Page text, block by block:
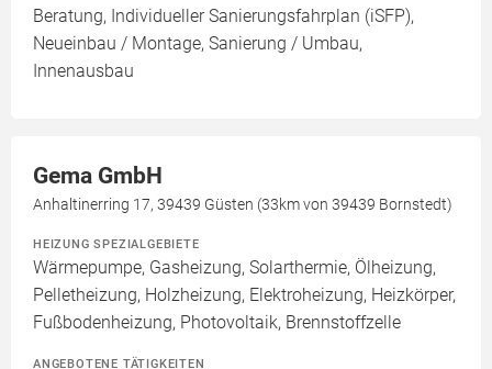
Beratung, Individueller Sanierungsfahrplan (iSFP),
Neueinbau / Montage, Sanierung / Umbau,
Innenausbau
Gema GmbH
Anhaltinerring 17, 39439 Güsten (33km von 39439 Bornstedt)
HEIZUNG SPEZIALGEBIETE
Wärmepumpe, Gasheizung, Solarthermie, Ölheizung,
Pelletheizung, Holzheizung, Elektroheizung, Heizkörper,
Fußbodenheizung, Photovoltaik, Brennstoffzelle
ANGEBOTENE TÄTIGKEITEN